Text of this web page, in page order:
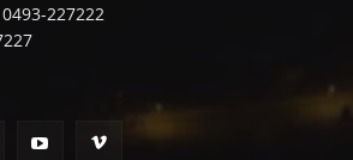
227222